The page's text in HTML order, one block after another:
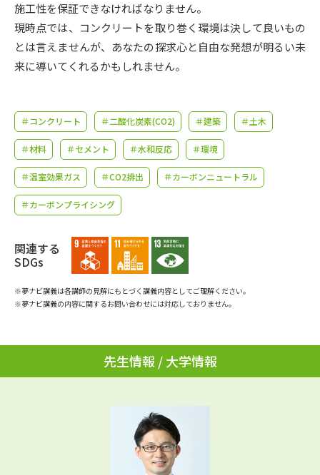
新生活お役立ちガイド
学問発見
大学で学びたい学問発見
学問のミニ講義「夢ナビ講義」 学問分野解説
学問の教科書
ユーザーサポート
Ｑ＆Ａ よくあるご質問 大学進学IDについて
資料の料金の
個人情報取扱規定
施工性を保証できなければなりません。
現時点では、コンクリートを取り巻く環境は決して良いもの
とは言えませんが、あなたの探求心と自由な発想が明るい未
来に導いてくれるかもしれません。
＃コンクリート ＃二酸化炭素(CO2) ＃建築 ＃土木
＃材料 ＃セメント ＃水和反応 ＃環境
＃温室効果ガス ＃CO2排出 ＃カーボンニュートラル
＃カーボンプライシング
関連する
SDGs
※夢ナビ講義は各講師の見解にもとづく講義内容としてご理解ください。
※夢ナビ講義の内容に関するお問い合わせには対応しておりません。
先生情報 / 大学情報